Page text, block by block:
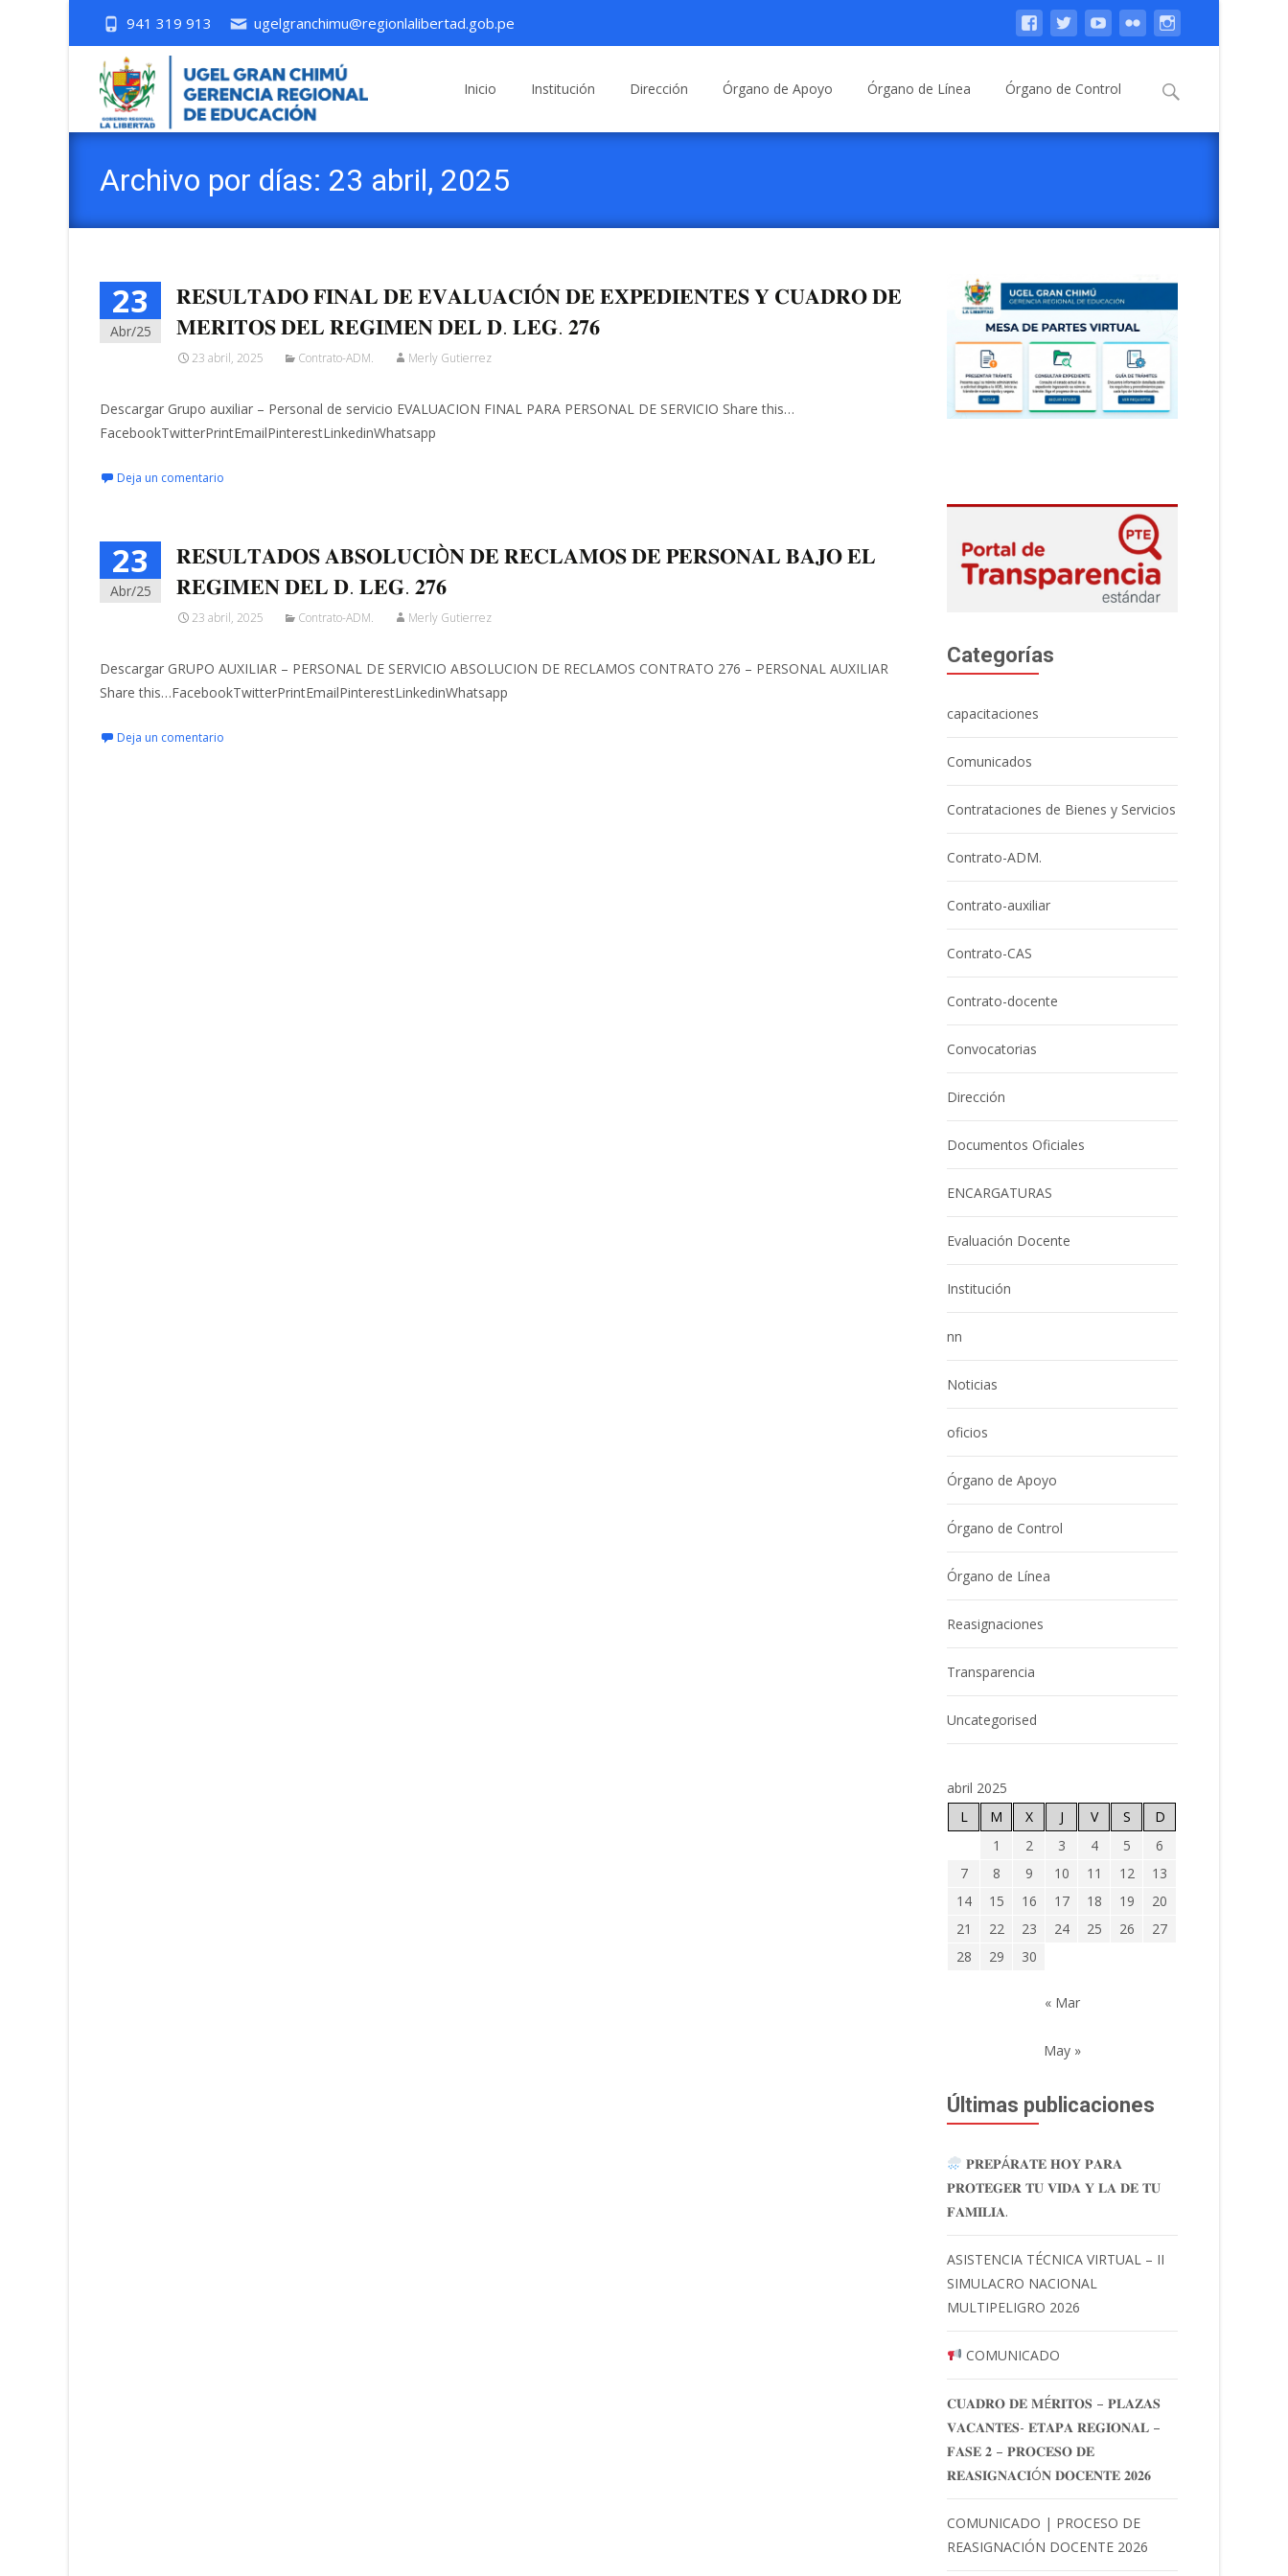
941 319 913 ugelgranchimu@regionlalibertad.gob.pe
Inicio Institución Dirección Órgano de Apoyo Órgano de Línea Órgano de Control Buscar:
Archivo por días: 23 abril, 2025
23
Abr/25
𝐑𝐄𝐒𝐔𝐋𝐓𝐀𝐃𝐎 𝐅𝐈𝐍𝐀𝐋 𝐃𝐄 𝐄𝐕𝐀𝐋𝐔𝐀𝐂𝐈Ó𝐍 𝐃𝐄 𝐄𝐗𝐏𝐄𝐃𝐈𝐄𝐍𝐓𝐄𝐒 𝐘 𝐂𝐔𝐀𝐃𝐑𝐎 𝐃𝐄
𝐌𝐄𝐑𝐈𝐓𝐎𝐒 𝐃𝐄𝐋 𝐑𝐄𝐆𝐈𝐌𝐄𝐍 𝐃𝐄𝐋 𝐃. 𝐋𝐄𝐆. 𝟐𝟕𝟔
23 abril, 2025 Contrato-ADM. Merly Gutierrez
Descargar Grupo auxiliar – Personal de servicio EVALUACION FINAL PARA PERSONAL DE SERVICIO Share this…
FacebookTwitterPrintEmailPinterestLinkedinWhatsapp
Deja un comentario
23
Abr/25
𝐑𝐄𝐒𝐔𝐋𝐓𝐀𝐃𝐎𝐒 𝐀𝐁𝐒𝐎𝐋𝐔𝐂𝐈Ò𝐍 𝐃𝐄 𝐑𝐄𝐂𝐋𝐀𝐌𝐎𝐒 𝐃𝐄 𝐏𝐄𝐑𝐒𝐎𝐍𝐀𝐋 𝐁𝐀𝐉𝐎 𝐄𝐋
𝐑𝐄𝐆𝐈𝐌𝐄𝐍 𝐃𝐄𝐋 𝐃. 𝐋𝐄𝐆. 𝟐𝟕𝟔
23 abril, 2025 Contrato-ADM. Merly Gutierrez
Descargar GRUPO AUXILIAR – PERSONAL DE SERVICIO ABSOLUCION DE RECLAMOS CONTRATO 276 – PERSONAL AUXILIAR
Share this…FacebookTwitterPrintEmailPinterestLinkedinWhatsapp
Deja un comentario
Categorías
capacitaciones
Comunicados
Contrataciones de Bienes y Servicios
Contrato-ADM.
Contrato-auxiliar
Contrato-CAS
Contrato-docente
Convocatorias
Dirección
Documentos Oficiales
ENCARGATURAS
Evaluación Docente
Institución
nn
Noticias
oficios
Órgano de Apoyo
Órgano de Control
Órgano de Línea
Reasignaciones
Transparencia
Uncategorised
abril 2025
L
M X J V S
D
1
2 3 4 5
6
7
8 9 10 11 12
13
14
15 16 17 18 19
20
21
22 23 24 25 26
27
28
29 30
« Mar
May »
Últimas publicaciones
𝐏𝐑𝐄𝐏Á𝐑𝐀𝐓𝐄 𝐇𝐎𝐘 𝐏𝐀𝐑𝐀
𝐏𝐑𝐎𝐓𝐄𝐆𝐄𝐑 𝐓𝐔 𝐕𝐈𝐃𝐀 𝐘 𝐋𝐀 𝐃𝐄 𝐓𝐔
𝐅𝐀𝐌𝐈𝐋𝐈𝐀.
ASISTENCIA TÉCNICA VIRTUAL – II
SIMULACRO NACIONAL
MULTIPELIGRO 2026
COMUNICADO
𝐂𝐔𝐀𝐃𝐑𝐎 𝐃𝐄 𝐌É𝐑𝐈𝐓𝐎𝐒 – 𝐏𝐋𝐀𝐙𝐀𝐒
𝐕𝐀𝐂𝐀𝐍𝐓𝐄𝐒- 𝐄𝐓𝐀𝐏𝐀 𝐑𝐄𝐆𝐈𝐎𝐍𝐀𝐋 –
𝐅𝐀𝐒𝐄 𝟐 – 𝐏𝐑𝐎𝐂𝐄𝐒𝐎 𝐃𝐄
𝐑𝐄𝐀𝐒𝐈𝐆𝐍𝐀𝐂𝐈Ó𝐍 𝐃𝐎𝐂𝐄𝐍𝐓𝐄 𝟐𝟎𝟐𝟔
COMUNICADO | PROCESO DE
REASIGNACIÓN DOCENTE 2026